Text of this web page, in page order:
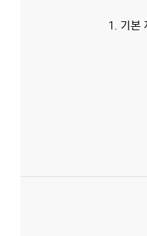
1. 기본